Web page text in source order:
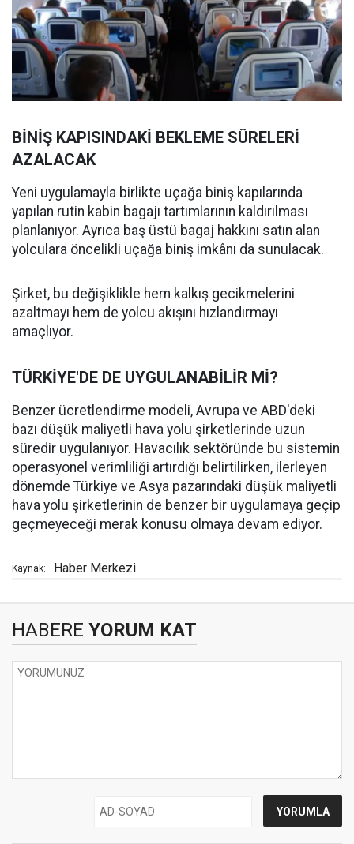
BİNİŞ KAPISINDAKİ BEKLEME SÜRELERİ
AZALACAK
Yeni uygulamayla birlikte uçağa biniş kapılarında
yapılan rutin kabin bagajı tartımlarının kaldırılması
planlanıyor. Ayrıca baş üstü bagaj hakkını satın alan
yolculara öncelikli uçağa biniş imkânı da sunulacak.
Şirket, bu değişiklikle hem kalkış gecikmelerini
azaltmayı hem de yolcu akışını hızlandırmayı
amaçlıyor.
TÜRKİYE'DE DE UYGULANABİLİR Mİ?
Benzer ücretlendirme modeli, Avrupa ve ABD'deki
bazı düşük maliyetli hava yolu şirketlerinde uzun
süredir uygulanıyor. Havacılık sektöründe bu sistemin
operasyonel verimliliği artırdığı belirtilirken, ilerleyen
dönemde Türkiye ve Asya pazarındaki düşük maliyetli
hava yolu şirketlerinin de benzer bir uygulamaya geçip
geçmeyeceği merak konusu olmaya devam ediyor.
Kaynak: Haber Merkezi
HABERE YORUM KAT